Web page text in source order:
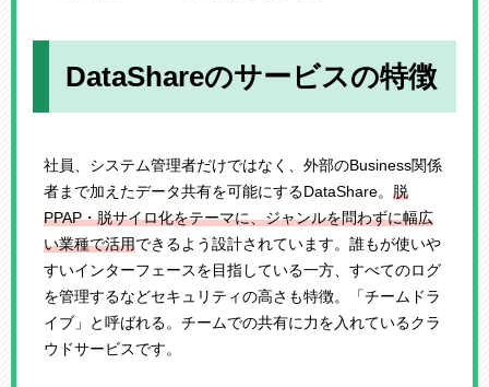
DataShareのサービスの特徴
社員、システム管理者だけではなく、外部のBusiness関係
者まで加えたデータ共有を可能にするDataShare。 脱
PPAP・脱サイロ化をテーマに、ジャンルを問わずに幅広
い業種で活用できるよう設計されています。誰もが使いや
すいインターフェースを目指している一方、すべてのログ
を管理するなどセキュリティの高さも特徴。「チームドラ
イブ」と呼ばれる。チームでの共有に力を入れているクラ
ウドサービスです。